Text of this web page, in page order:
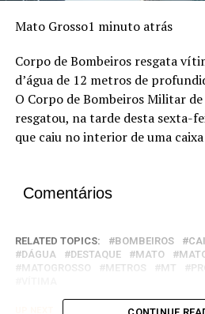
Mato Grosso1 minuto atrás
Corpo de Bombeiros resgata
d’água de 12 metros de
O Corpo de Bombeiros Militar
resgatou, na tarde desta sexta-
que caiu no interior de uma
Comentários
RELATED TOPICS: BOMBEIROS
DÁGUA
DESTAQUE MATO
MATOGROSSO
METROS MT